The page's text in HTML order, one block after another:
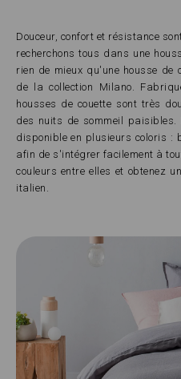
Douceur, confort et résistance
recherchons tous dans une
rien de mieux qu'une housse de
de la collection Milano.
housses de couette sont très
des nuits de sommeil paisibles.
disponible en plusieurs coloris :
afin de s'intégrer facilement à
couleurs entre elles et obtenez
italien.